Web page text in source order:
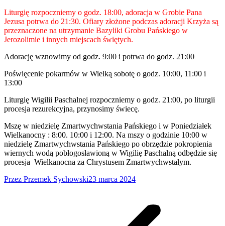
Liturgię rozpoczniemy o godz. 18:00, adoracja w Grobie Pana
Jezusa potrwa do 21:30. Ofiary złożone podczas adoracji Krzyża są
przeznaczone na utrzymanie Bazyliki Grobu Pańskiego w
Jerozolimie i innych miejscach świętych.
Adorację wznowimy od godz. 9:00 i potrwa do godz. 21:00
Poświęcenie pokarmów w Wielką sobotę o godz. 10:00, 11:00 i
13:00
Liturgię Wigilii Paschalnej rozpoczniemy o godz. 21:00, po liturgii
procesja rezurekcyjna, przynosimy świecę.
Mszę w niedzielę Zmartwychwstania Pańskiego i w Poniedziałek
Wielkanocny : 8:00. 10:00 i 12:00. Na mszy o godzinie 10:00 w
niedzielę Zmartwychwstania Pańskiego po obrzędzie pokropienia
wiernych wodą pobłogosławioną w Wigilię Paschalną odbędzie się
procesja Wielkanocna za Chrystusem Zmartwychwstałym.
Przez Przemek Sychowski23 marca 2024